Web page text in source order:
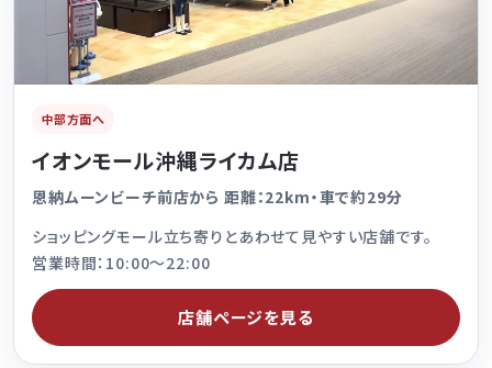
中部方面へ
イオンモール沖縄ライカム店
恩納ムーンビーチ前店から 距離：22km・車で約29分
ショッピングモール立ち寄りとあわせて見やすい店舗です。
営業時間：10:00～22:00
店舗ページを見る